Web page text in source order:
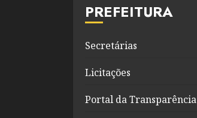
PREFEITURA
Secretárias
Licitações
Portal da Transparência